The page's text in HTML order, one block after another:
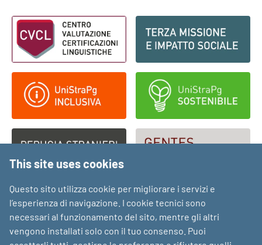
Footer - Loghi
This site uses cookies
Questo sito utilizza cookie per migliorare i servizi e
l’esperienza di navigazione. I cookie tecnici sono
necessari al funzionamento del sito, mentre gli altri
vengono installati solo con il tuo consenso. Puoi